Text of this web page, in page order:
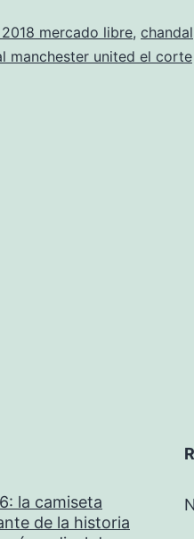
mercado libre, chandal
manchester united el corte
la camiseta
de la historia